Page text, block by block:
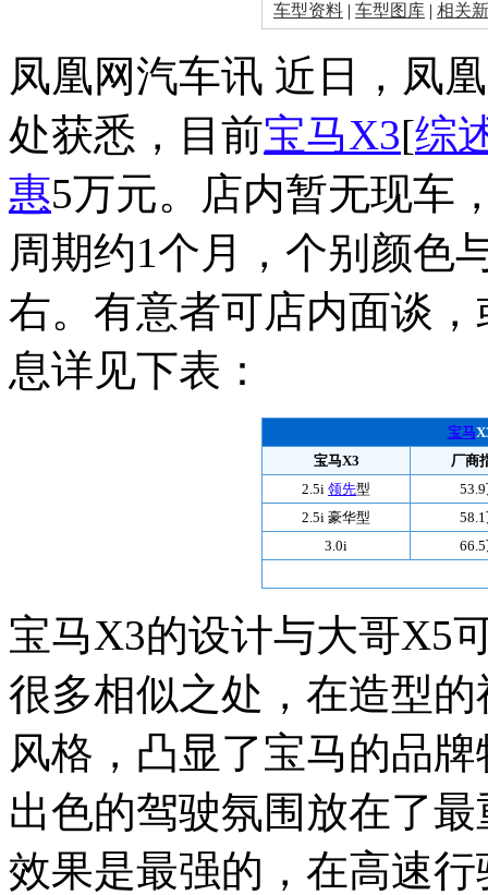
车型资料 | 车型图库 | 相关
凤凰网汽车讯 近日，凤
处获悉，目前宝马X3[综
惠5万元。店内暂无现车
周期约1个月，个别颜色
右。有意者可店内面谈
息详见下表：
宝马
宝马X3
厂商
2.5i 领先型
2.5i 豪华型
3.0i
宝马X3的设计与大哥X5
很多相似之处，在造型
风格，凸显了宝马的品
出色的驾驶氛围放在了
效果是最强的，在高速